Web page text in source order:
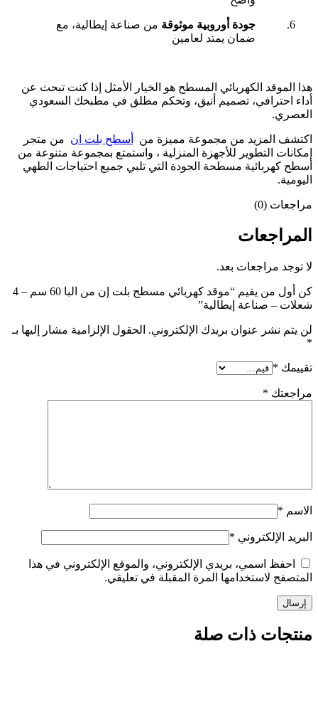
جودة أوروبية موثوقة من صناعة إيطالية، مع
ضمان يمتد لعامين
هذا الموقد الكهربائي المسطح هو الخيار الأمثل إذا كنت تبحث عن
أداء احترافي، تصميم أنيق، وتحكم مطلق في مطبخك السعودي
العصري.
اكتشف المزيد من مجموعة مميزة من أسطح بلت ان من متجر
إمكانات التطوير للأجهزة المنزلية ، واستمتع بمجموعة متنوعة من
أسطح كهربائية مسطحة الجودة التي تلبي جميع احتياجات الطهي
اليومية.
مراجعات (0)
المراجعات
لا توجد مراجعات بعد.
كن أول من يقيم “موقد كهربائي مسطح بلت إن من البا 60 سم – 4
شعلات – صناعة إيطالية”
لن يتم نشر عنوان بريدك الإلكتروني. الحقول الإلزامية مشار إليها بـ
*
تقييمك *
مراجعتك *
الاسم *
البريد الإلكتروني *
احفظ اسمي، بريدي الإلكتروني، والموقع الإلكتروني في هذا
المتصفح لاستخدامها المرة المقبلة في تعليقي.
منتجات ذات صلة